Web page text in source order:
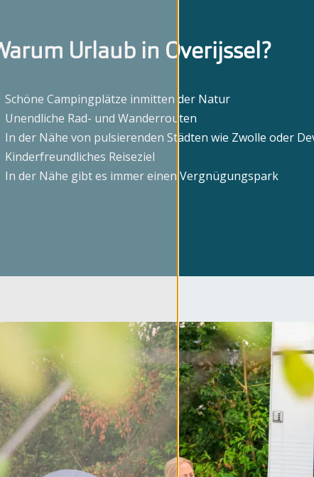
Urlaub in Overijssel?
Schöne Campingplätze inmitten der Natur
Unendliche Rad- und Wanderrouten
In der Nähe von pulsierenden Städten wie Zwolle oder
Kinderfreundliches Reiseziel
In der Nähe gibt es immer einen Vergnügungspark